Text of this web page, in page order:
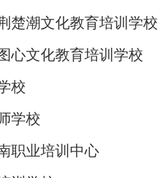
楚潮文化教育培训学校
心文化教育培训学校
校
学校
职业培训中心